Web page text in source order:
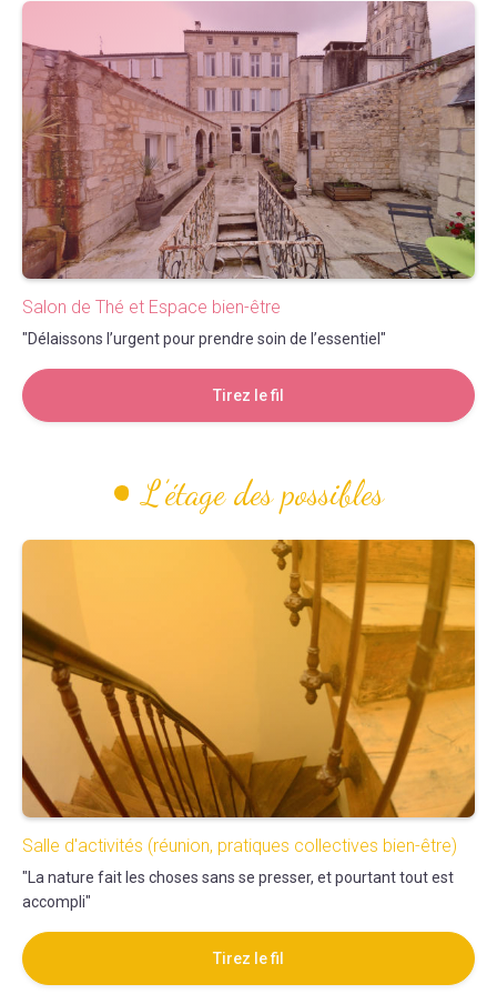
Salon de Thé et Espace bien-être
"Délaissons l’urgent pour prendre soin de l’essentiel"
Tirez le fil
L’étage des possibles
Salle d'activités (réunion, pratiques collectives bien-être)
"La nature fait les choses sans se presser, et pourtant tout est
accompli"
Tirez le fil